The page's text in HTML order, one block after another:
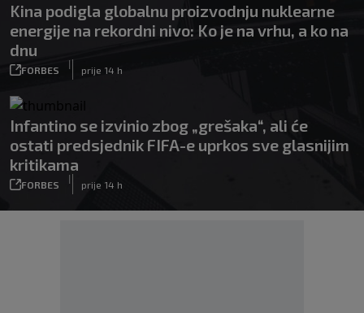
Kina podigla globalnu proizvodnju nuklearne
energije na rekordni nivo: Ko je na vrhu, a ko na
dnu
FORBES
|
prije 14 h
Infantino se izvinio zbog „grešaka“, ali će
ostati predsjednik FIFA-e uprkos sve glasnijim
kritikama
FORBES
|
prije 14 h